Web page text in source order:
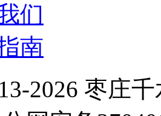
们
南
2026 枣庄